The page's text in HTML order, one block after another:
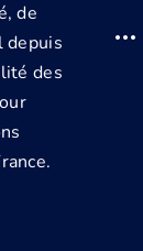
de
depuis
des